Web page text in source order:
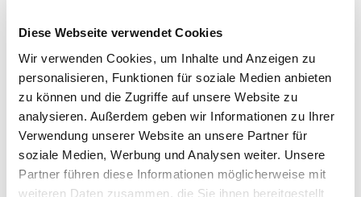
Diese Webseite verwendet Cookies
Wir verwenden Cookies, um Inhalte und Anzeigen zu
personalisieren, Funktionen für soziale Medien anbieten
zu können und die Zugriffe auf unsere Website zu
analysieren. Außerdem geben wir Informationen zu Ihrer
Verwendung unserer Website an unsere Partner für
soziale Medien, Werbung und Analysen weiter. Unsere
Partner führen diese Informationen möglicherweise mit
weiteren Daten zusammen, die Sie ihnen bereitgestellt